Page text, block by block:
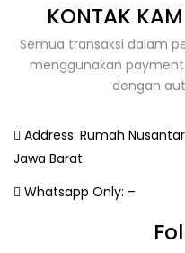
KONTAK
Semua transaksi dalam
menggunakan
dengan
Address: Rumah
Jawa Barat
Whatsapp Only: –